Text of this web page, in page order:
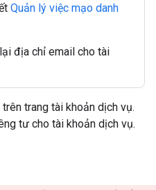
Quản lý việc mạo danh
địa chỉ email cho tài
trang tài khoản dịch vụ.
tư cho tài khoản dịch vụ.